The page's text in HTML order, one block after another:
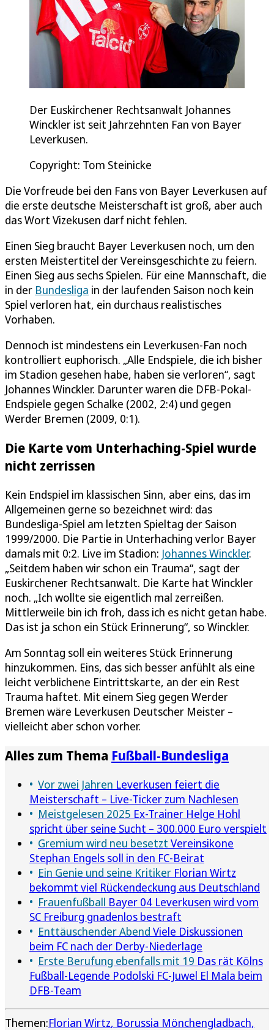
Der Euskirchener Rechtsanwalt Johannes
Winckler ist seit Jahrzehnten Fan von Bayer
Leverkusen.
Copyright: Tom Steinicke
Die Vorfreude bei den Fans von Bayer Leverkusen auf
die erste deutsche Meisterschaft ist groß, aber auch
das Wort Vizekusen darf nicht fehlen.
Einen Sieg braucht Bayer Leverkusen noch, um den
ersten Meistertitel der Vereinsgeschichte zu feiern.
Einen Sieg aus sechs Spielen. Für eine Mannschaft, die
in der Bundesliga in der laufenden Saison noch kein
Spiel verloren hat, ein durchaus realistisches
Vorhaben.
Dennoch ist mindestens ein Leverkusen-Fan noch
kontrolliert euphorisch. „Alle Endspiele, die ich bisher
im Stadion gesehen habe, haben sie verloren“, sagt
Johannes Winckler. Darunter waren die DFB-Pokal-
Endspiele gegen Schalke (2002, 2:4) und gegen
Werder Bremen (2009, 0:1).
Die Karte vom Unterhaching-Spiel wurde
nicht zerrissen
Kein Endspiel im klassischen Sinn, aber eins, das im
Allgemeinen gerne so bezeichnet wird: das
Bundesliga-Spiel am letzten Spieltag der Saison
1999/2000. Die Partie in Unterhaching verlor Bayer
damals mit 0:2. Live im Stadion: Johannes Winckler.
„Seitdem haben wir schon ein Trauma“, sagt der
Euskirchener Rechtsanwalt. Die Karte hat Winckler
noch. „Ich wollte sie eigentlich mal zerreißen.
Mittlerweile bin ich froh, dass ich es nicht getan habe.
Das ist ja schon ein Stück Erinnerung“, so Winckler.
Am Sonntag soll ein weiteres Stück Erinnerung
hinzukommen. Eins, das sich besser anfühlt als eine
leicht verblichene Eintrittskarte, an der ein Rest
Trauma haftet. Mit einem Sieg gegen Werder
Bremen wäre Leverkusen Deutscher Meister –
vielleicht aber schon vorher.
Alles zum Thema Fußball-Bundesliga
Vor zwei Jahren Leverkusen feiert die
Meisterschaft – Live-Ticker zum Nachlesen
Meistgelesen 2025 Ex-Trainer Helge Hohl
spricht über seine Sucht – 300.000 Euro verspielt
Gremium wird neu besetzt Vereinsikone
Stephan Engels soll in den FC-Beirat
Ein Genie und seine Kritiker Florian Wirtz
bekommt viel Rückendeckung aus Deutschland
Frauenfußball Bayer 04 Leverkusen wird vom
SC Freiburg gnadenlos bestraft
Enttäuschender Abend Viele Diskussionen
beim FC nach der Derby-Niederlage
Erste Berufung ebenfalls mit 19 Das rät Kölns
Fußball-Legende Podolski FC-Juwel El Mala beim
DFB-Team
Themen:Florian Wirtz Borussia Mönchengladbach